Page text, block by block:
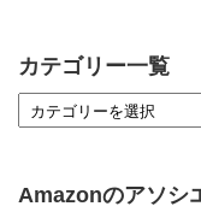
【7/21ま
カテゴリー一覧
Amazonのアソシ